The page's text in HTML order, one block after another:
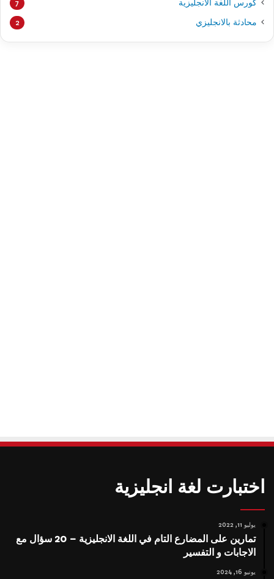
كورس اللغة الانجليزية 7
محادثة بالانجليزي 2
اختبارت لغة انجليزية
يوليو 11, 2022
تمارين على المضارع التام في اللغة الانجليزية – 20 سؤال مع
الاجابات و التفسير
يونيو 16, 2024